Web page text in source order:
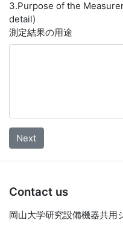
3.Purpose of the
detail)
測定結果の用途
Next
Contact us
岡山大学研究設備機器共用